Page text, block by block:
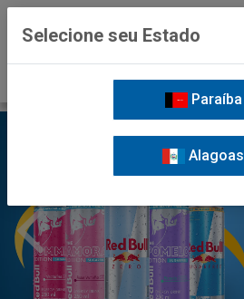
Selecione seu Estado
Paraíba
Alagoas